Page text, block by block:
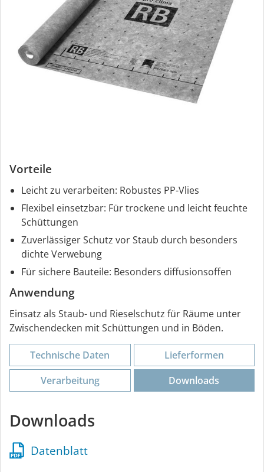
Vorteile
Leicht zu verarbeiten: Robustes PP-Vlies
Flexibel einsetzbar: Für trockene und leicht feuchte
Schüttungen
Zuverlässiger Schutz vor Staub durch besonders
dichte Verwebung
Für sichere Bauteile: Besonders diffusionsoffen
Anwendung
Einsatz als Staub- und Rieselschutz für Räume unter
Zwischendecken mit Schüttungen und in Böden.
Technische Daten
Lieferformen
Verarbeitung
Downloads
Downloads
Datenblatt